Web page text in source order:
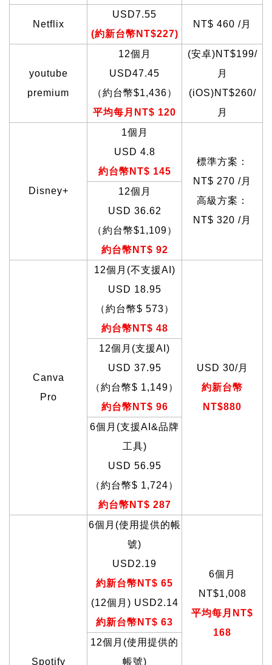
Netflix
USD7.55
(約新台幣NT$227)
NT$ 460 /月
youtube
premium
12個月
USD47.45
（約台幣$1,436）
平均每月NT$ 120
(安卓)NT$199/
月
(iOS)NT$260/
月
Disney+
1個月
USD 4.8
約台幣NT$ 145
標準方案：
NT$ 270 /月
高級方案：
NT$ 320 /月
12個月
USD 36.62
（約台幣$1,109）
約台幣NT$ 92
Canva
Pro
12個月(不支援AI)
USD 18.95
（約台幣$ 573）
約台幣NT$ 48
USD 30/月
約新台幣
NT$880
12個月(支援AI)
USD 37.95
（約台幣$ 1,149）
約台幣NT$ 96
6個月(支援AI&品牌
工具)
USD 56.95
（約台幣$ 1,724）
約台幣NT$ 287
Spotify
6個月(使用提供的帳
號)
USD2.19
約新台幣NT$ 65
(12個月) USD2.14
約新台幣NT$ 63
6個月
NT$1,008
平均每月NT$
168
12個月(使用提供的
帳號)